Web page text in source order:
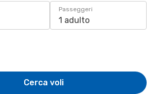
Passeggeri
1 adulto
Cerca voli